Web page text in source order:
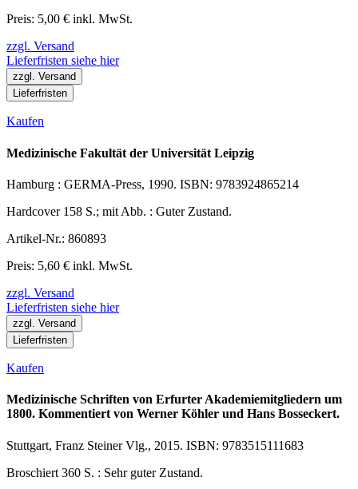
Preis: 5,00 € inkl. MwSt.
zzgl. Versand
Lieferfristen siehe hier
zzgl. Versand
Lieferfristen
Kaufen
Medizinische Fakultät der Universität Leipzig
Hamburg : GERMA-Press, 1990. ISBN: 9783924865214
Hardcover 158 S.; mit Abb. : Guter Zustand.
Artikel-Nr.: 860893
Preis: 5,60 € inkl. MwSt.
zzgl. Versand
Lieferfristen siehe hier
zzgl. Versand
Lieferfristen
Kaufen
Medizinische Schriften von Erfurter Akademiemitgliedern um
1800. Kommentiert von Werner Köhler und Hans Bosseckert.
Stuttgart, Franz Steiner Vlg., 2015. ISBN: 9783515111683
Broschiert 360 S. : Sehr guter Zustand.